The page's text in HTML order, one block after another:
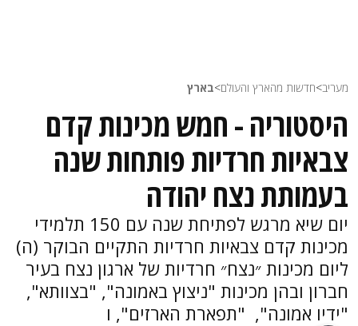
מעריב>חדשות מהארץ והעולם>בארץ
היסטוריה - חמש מכינות קדם
צבאיות חרדיות פותחות שנה
בעמותת נצח יהודה
יום שיא מרגש לפתיחת שנה עם 150 תלמידי
מכינות קדם צבאיות חרדיות התקיים הבוקר (ה)
ליום מכינות ״נצח״ חרדיות של ארגון נצח בעיר
חברון ובהן מכינות "ניצוץ באמונה", "בצוותא",
"ידיו אמונה", "תפארת הארזים", ו